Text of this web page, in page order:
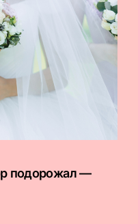
подорожал —